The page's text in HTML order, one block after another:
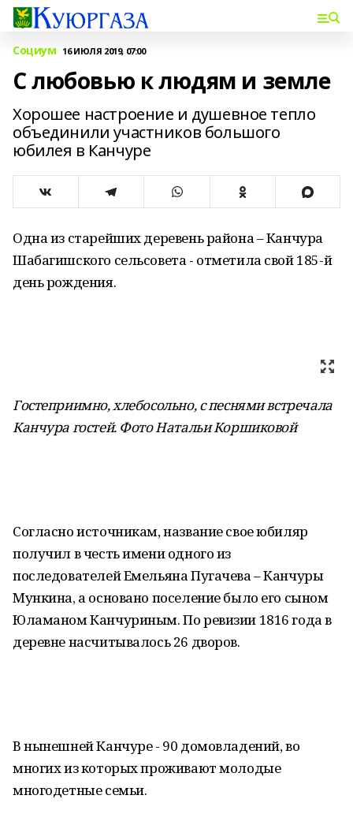
Социум 16 ИЮЛЯ 2019, 07:00
С любовью к людям и земле
Хорошее настроение и душевное тепло
объединили участников большого
юбилея в Канчуре
Одна из старейших деревень района – Канчура
Шабагишского сельсовета - отметила свой 185-й
день рождения.
Гостеприимно, хлебосольно, с песнями встречала
Канчура гостей. Фото Натальи Коршиковой
Согласно источникам, название свое юбиляр
получил в честь имени одного из
последователей Емельяна Пугачева – Канчуры
Мункина, а основано поселение было его сыном
Юламаном Канчуриным. По ревизии 1816 года в
деревне насчитывалось 26 дворов.
В нынешней Канчуре - 90 домовладений, во
многих из которых проживают молодые
многодетные семьи.